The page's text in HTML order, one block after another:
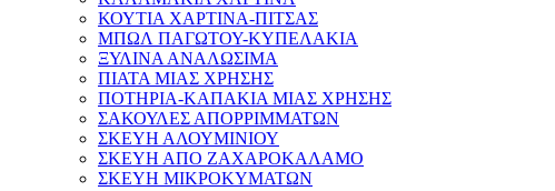
ΚΟΥΤΙΑ ΧΑΡΤΙΝΑ-ΠΙΤΣΑΣ
ΜΠΩΛ ΠΑΓΩΤΟΥ-ΚΥΠΕΛΑΚΙΑ
ΞΥΛΙΝΑ ΑΝΑΛΩΣΙΜΑ
ΠΙΑΤΑ ΜΙΑΣ ΧΡΗΣΗΣ
ΠΟΤΗΡΙΑ-ΚΑΠΑΚΙΑ ΜΙΑΣ ΧΡΗΣΗΣ
ΣΑΚΟΥΛΕΣ ΑΠΟΡΡΙΜΜΑΤΩΝ
ΣΚΕΥΗ ΑΛΟΥΜΙΝΙΟΥ
ΣΚΕΥΗ ΑΠΟ ΖΑΧΑΡΟΚΑΛΑΜΟ
ΣΚΕΥΗ ΜΙΚΡΟΚΥΜΑΤΩΝ